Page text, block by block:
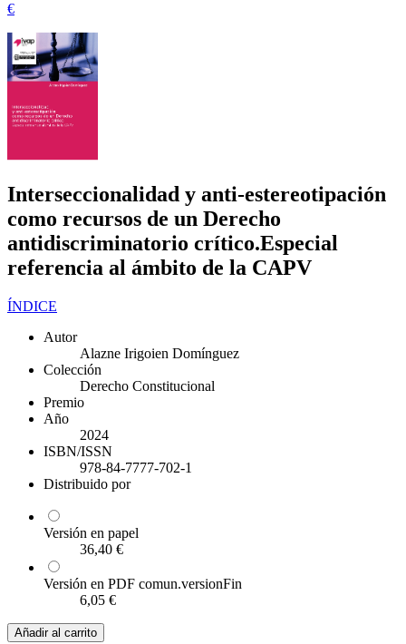
€
Interseccionalidad y anti-estereotipación
como recursos de un Derecho
antidiscriminatorio crítico.Especial
referencia al ámbito de la CAPV
ÍNDICE
Autor
Alazne Irigoien Domínguez
Colección
Derecho Constitucional
Premio
Año
2024
ISBN/ISSN
978-84-7777-702-1
Distribuido por
Versión en papel
36,40 €
Versión en PDF comun.versionFin
6,05 €
Añadir al carrito